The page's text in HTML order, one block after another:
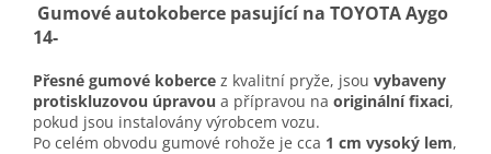
Gumové autokoberce pasující na TOYOTA Aygo
14-
Přesné gumové koberce z kvalitní pryže, jsou vybaveny
protiskluzovou úpravou a přípravou na originální fixaci,
pokud jsou instalovány výrobcem vozu.
Po celém obvodu gumové rohože je cca 1 cm vysoký lem,